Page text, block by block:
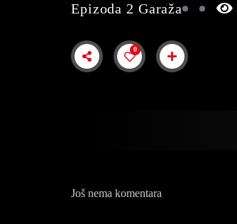
Epizoda 2 Garaža
0
Još nema komentara